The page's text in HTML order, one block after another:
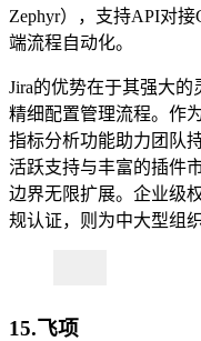
Zephyr），支持API对
端流程自动化。
Jira的优势在于其强大
精细配置管理流程。作
指标分析功能助力团队
活跃支持与丰富的插件
边界无限扩展。企业级
规认证，则为中大型组
15.飞项